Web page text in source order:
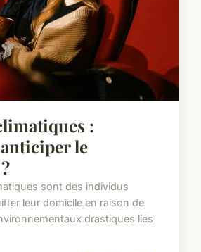
:
le
sont des individus
leur domicile en raison de
drastiques liés